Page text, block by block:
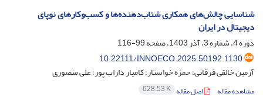
شناسایی چالش‌های همکاری شتاب‌دهنده‌ها و کسب‌وکارهای نوپای
دیجیتال در ایران
دوره 4، شماره 3، آذر 1403، صفحه
99-116
10.22111/INNOECO.2025.50192.1130
آرمین خالقی فرقانی؛ حمزه خواستار؛ کامیار داراب پور؛ علی منصوری
مشاهده مقاله اصل مقاله 628.53 K